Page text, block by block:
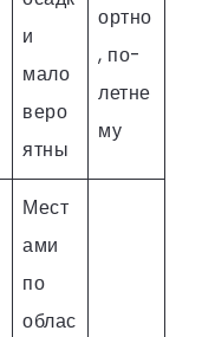
и
мало
веро
ятны
ортно
, по-
летне
му
Мест
ами
по
облас